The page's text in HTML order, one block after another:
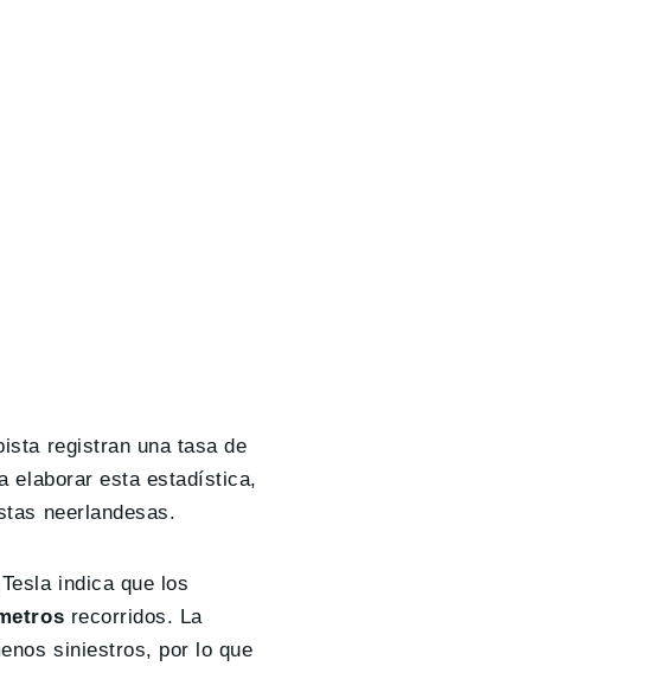
registran una tasa de
elaborar esta estadística,
neerlandesas.
indica que los
recorridos. La
siniestros, por lo que